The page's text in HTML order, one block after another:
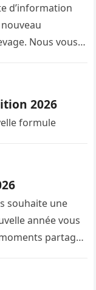
d’information
Nous vous
2026
formule
souhaite une
année vous
partagés